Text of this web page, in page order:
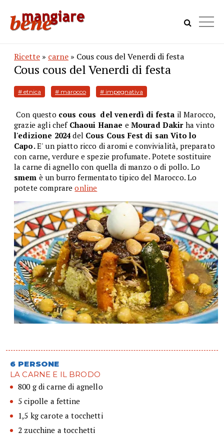
Ricette » carne » Cous cous del Venerdi di festa
Cous cous del Venerdi di festa
# etnica # marocco # impegnativa
Con questo cous cous del venerdì di festa il Marocco,
grazie agli chef Chaoui Hanae e Mourad Dakir ha vinto
l'edizione 2024 del Cous Cous Fest di san Vito lo
Capo.E' un piatto ricco di aromi e convivialità, preparato
con carne, verdure e spezie profumate. Potete sostituire
la carne di agnello con quella di manzo o di pollo. Lo
smem è un burro fermentato tipico del Marocco. Lo
potete comprareonline
6 PERSONE
LA CARNE E IL BRODO
800 g di carne di agnello
5 cipolle a fettine
1,5 kg carote a tocchetti
2 zucchine a tocchetti